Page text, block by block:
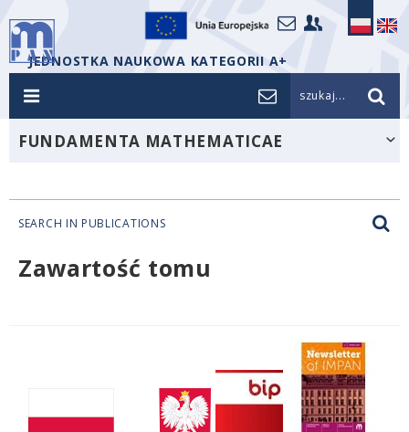
JEDNOSTKA NAUKOWA KATEGORII A+
szukaj...
FUNDAMENTA MATHEMATICAE
SEARCH IN PUBLICATIONS
Zawartość tomu